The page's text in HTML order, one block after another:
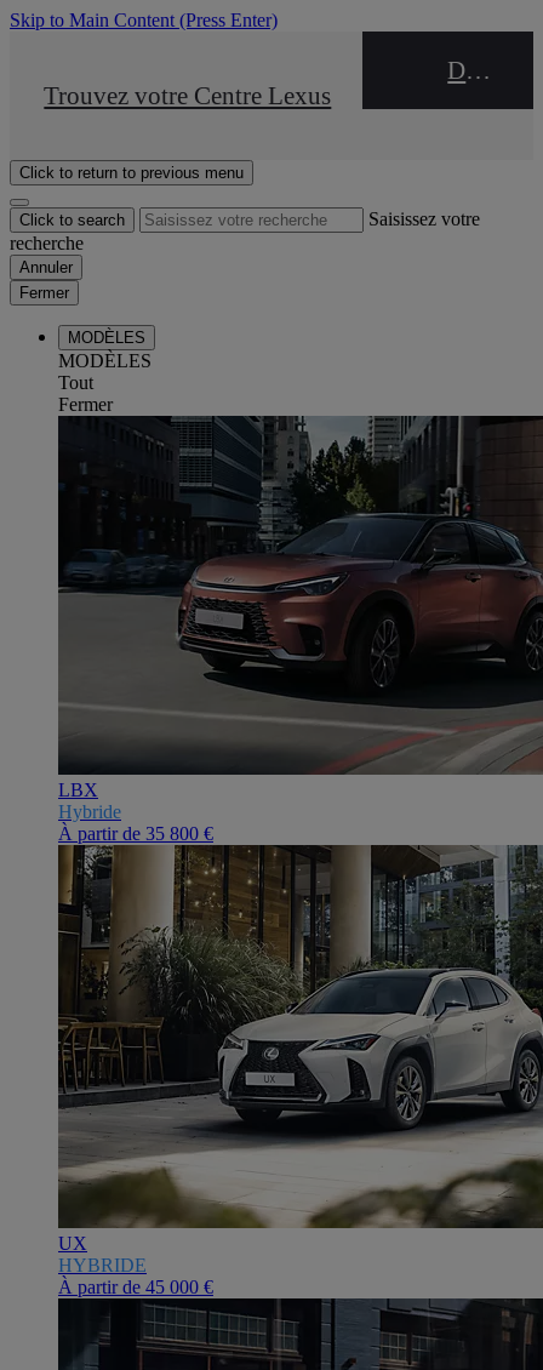
Skip to Main Content (Press Enter)
STOP DRIVE Takata
Trouvez votre Centre Lexus
DEALER NAME
Click to return to previous menu
Click to search
Saisissez votre
recherche
Annuler
Fermer
MODÈLES
MODÈLES
Tout
Fermer
LBX
Hybride
À partir de 35 800 €
UX
HYBRIDE
À partir de 45 000 €